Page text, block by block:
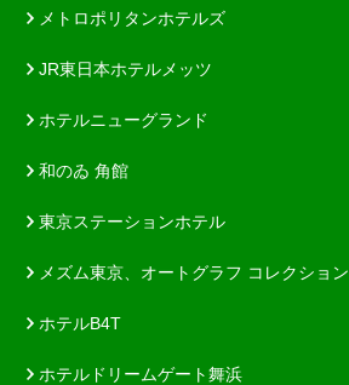
メトロポリタンホテルズ
JR東日本ホテルメッツ
ホテルニューグランド
和のゐ 角館
東京ステーションホテル
メズム東京、オートグラフ コレクション
ホテルB4T
ホテルドリームゲート舞浜